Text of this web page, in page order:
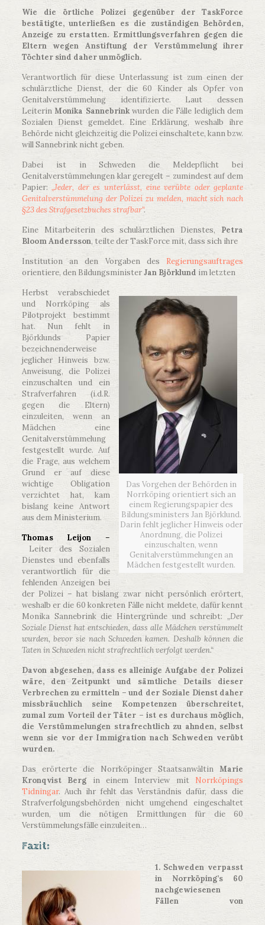
Wie die örtliche Polizei gegenüber der TaskForce
bestätigte, unterließen es die zuständigen Behörden,
Anzeige zu erstatten. Ermittlungsverfahren gegen die
Eltern wegen Anstiftung der Verstümmelung ihrer
Töchter sind daher unmöglich.
Verantwortlich für diese Unterlassung ist zum einen der
schulärztliche Dienst, der die 60 Kinder als Opfer von
Genitalverstümmelung identifizierte. Laut dessen
Leiterin Monika Sannebrinkwurden die Fälle lediglich dem
Sozialen Dienst gemeldet. Eine Erklärung, weshalb ihre
Behörde nicht gleichzeitig die Polizei einschaltete, kann bzw.
will Sannebrink nicht geben.
Dabei ist in Schweden die Meldepflicht bei
Genitalverstümmelungen klar geregelt – zumindest auf dem
Papier:„Jeder, der es unterlässt, eine verübte oder geplante
Genitalverstümmelung der Polizei zu melden, macht sich nach
§23 des Strafgesetzbuches strafbar“.
Eine Mitarbeiterin des schulärztlichen Dienstes, Petra
Bloom Andersson, teilte der TaskForce mit, dass sich ihre
Institution an den Vorgaben des Regierungsauftrages
orientiere, den BildungsministerJan Björklund im letzten
Das Vorgehen der Behörden in
Norrköping orientiert sich an
einem Regierungspapier des
Bildungsministers Jan Björklund.
Darin fehlt jeglicher Hinweis oder
Anordnung, die Polizei
einzuschalten, wenn
Genitalverstümmelungen an
Mädchen festgestellt wurden.
Herbst verabschiedet
und Norrköping als
Pilotprojekt bestimmt
hat. Nun fehlt in
Björklunds Papier
bezeichnenderweise
jeglicher Hinweis bzw.
Anweisung, die Polizei
einzuschalten und ein
Strafverfahren (i.d.R.
gegen die Eltern)
einzuleiten, wenn an
Mädchen eine
Genitalverstümmelung
festgestellt wurde. Auf
die Frage, aus welchem
Grund er auf diese
wichtige Obligation
verzichtet hat, kam
bislang keine Antwort
aus dem Ministerium.
Thomas Leijon–
Leiter des Sozialen
Dienstes und ebenfalls
verantwortlich für die
fehlenden Anzeigen bei
der Polizei – hat bislang zwar nicht persönlich erörtert,
weshalb er die 60 konkreten Fälle nicht meldete, dafür kennt
Monika Sannebrink die Hintergründe und schreibt:„Der
Soziale Dienst hat entschieden, dass alle Mädchen verstümmelt
wurden, bevor sie nach Schweden kamen. Deshalb können die
Taten in Schweden nicht strafrechtlich verfolgt werden.“
Davon abgesehen, dass es alleinige Aufgabe der Polizei
wäre, den Zeitpunkt und sämtliche Details dieser
Verbrechen zu ermitteln – und der Soziale Dienst daher
missbräuchlich seine Kompetenzen überschreitet,
zumal zum Vorteil der Täter – ist es durchaus möglich,
die Verstümmelungen strafrechtlich zu ahnden, selbst
wenn sie vor der Immigration nach Schweden verübt
wurden.
Das erörterte die Norrköpinger StaatsanwältinMarie
Kronqvist Berg in einem Interview mit Norrköpings
Tidningar. Auch ihr fehlt das Verständnis dafür, dass die
Strafverfolgungsbehörden nicht umgehend eingeschaltet
wurden, um die nötigen Ermittlungen für die 60
Verstümmelungsfälle einzuleiten…
Fazit:
1. Schweden verpasst
in Norrköping’s 60
nachgewiesenen
Fällen von